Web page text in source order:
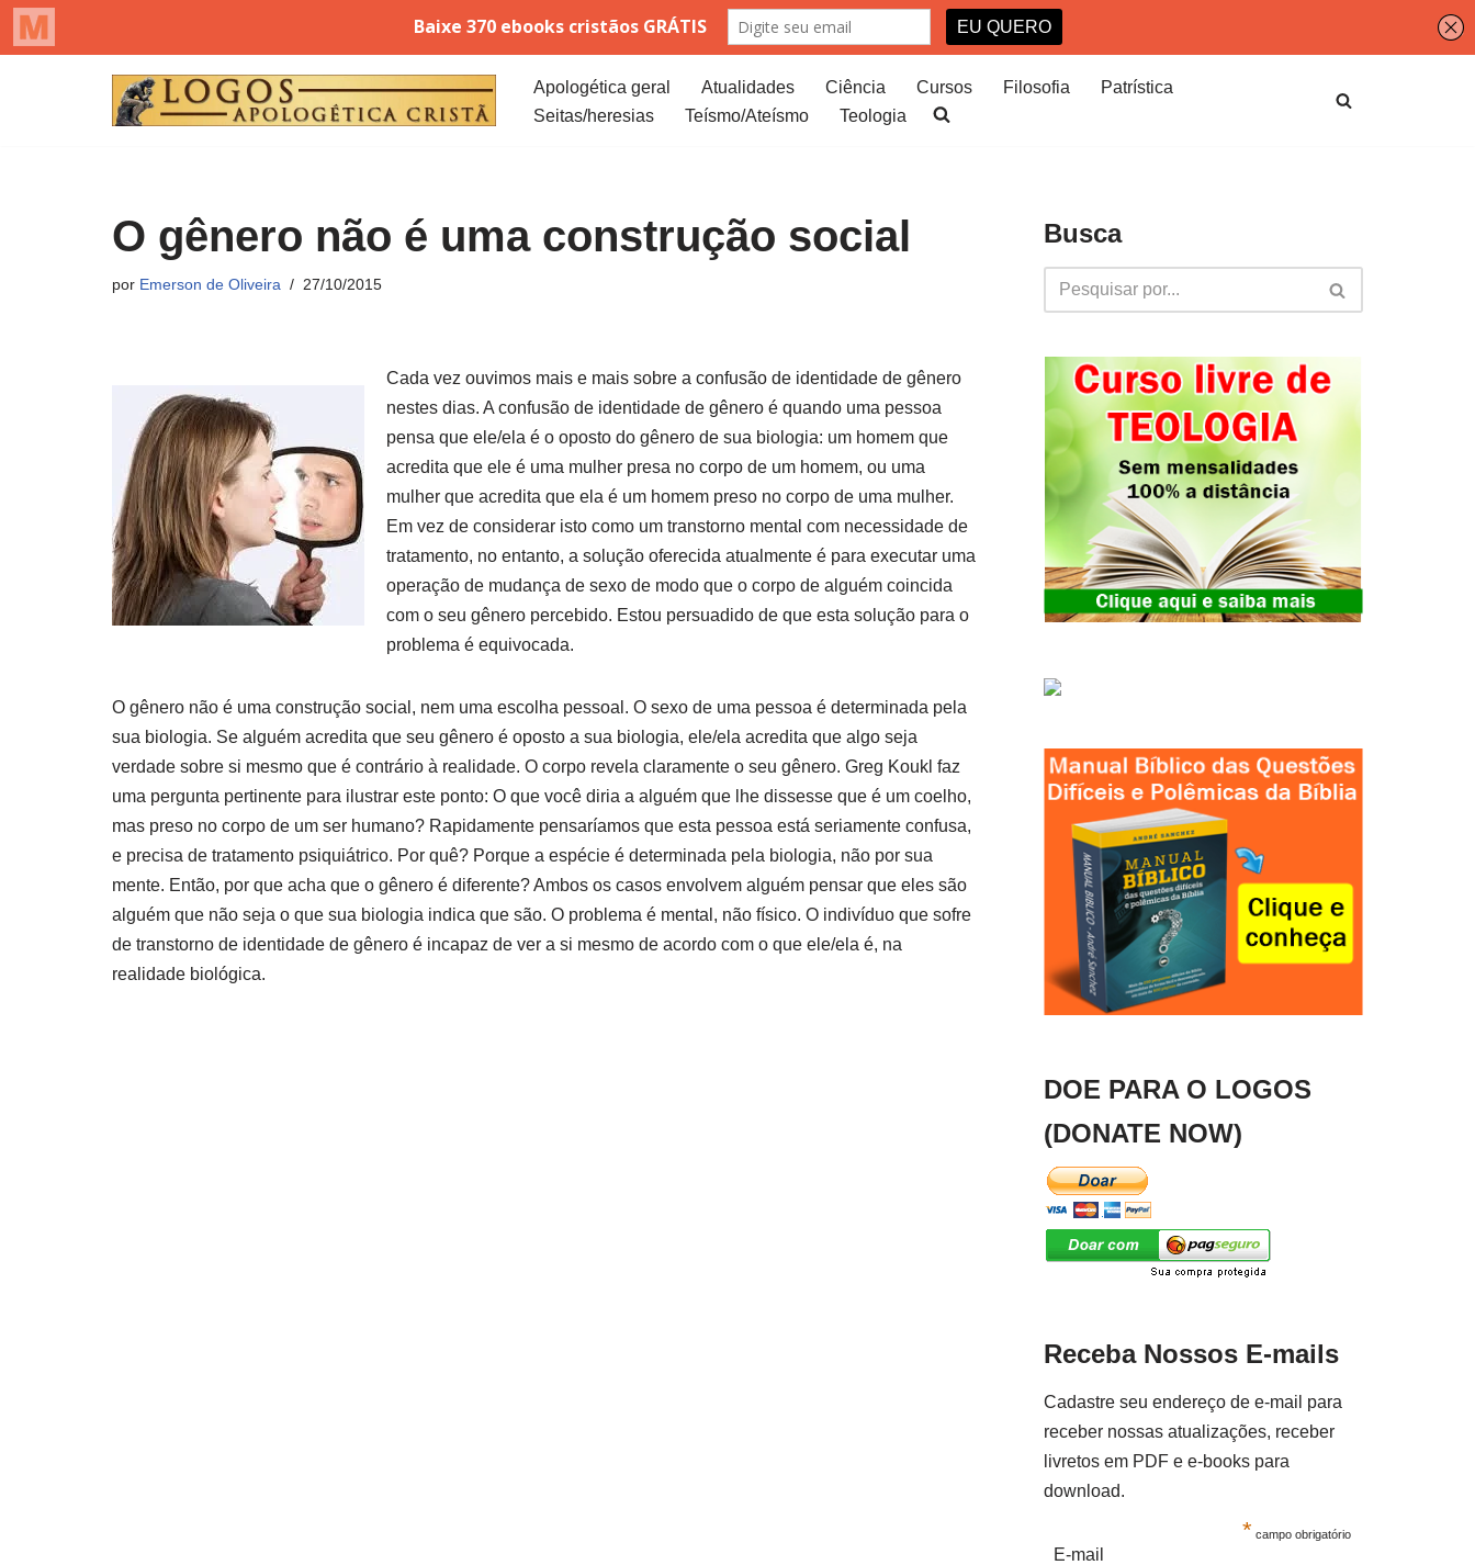
Apologética geral Atualidades Ciência Cursos Filosofia
Patrística
Seitas/heresias
Teísmo/Ateísmo Teologia
O gênero não é uma construção social
por Emerson de Oliveira 27/10/2015
Cada vez ouvimos mais e mais sobre a confusão de identidade de gênero
nestes dias. A confusão de identidade de gênero é quando uma pessoa
pensa que ele/ela é o oposto do gênero de sua biologia: um homem que
acredita que ele é uma mulher presa no corpo de um homem, ou uma
mulher que acredita que ela é um homem preso no corpo de uma mulher.
Em vez de considerar isto como um transtorno mental com necessidade de
tratamento, no entanto, a solução oferecida atualmente é para executar uma
operação de mudança de sexo de modo que o corpo de alguém coincida
com o seu gênero percebido. Estou persuadido de que esta solução para o
problema é equivocada.
O gênero não é uma construção social, nem uma escolha pessoal. O sexo de uma pessoa é determinada pela
sua biologia. Se alguém acredita que seu gênero é oposto a sua biologia, ele/ela acredita que algo seja
verdade sobre si mesmo que é contrário à realidade. O corpo revela claramente o seu gênero. Greg Koukl faz
uma pergunta pertinente para ilustrar este ponto: O que você diria a alguém que lhe dissesse que é um coelho,
mas preso no corpo de um ser humano? Rapidamente pensaríamos que esta pessoa está seriamente confusa,
e precisa de tratamento psiquiátrico. Por quê? Porque a espécie é determinada pela biologia, não por sua
mente. Então, por que acha que o gênero é diferente? Ambos os casos envolvem alguém pensar que eles são
alguém que não seja o que sua biologia indica que são. O problema é mental, não físico. O indivíduo que sofre
de transtorno de identidade de gênero é incapaz de ver a si mesmo de acordo com o que ele/ela é, na
realidade biológica.
Busca
DOE PARA O LOGOS
(DONATE NOW)
Receba Nossos E-mails
Cadastre seu endereço de e-mail para
receber nossas atualizações, receber
livretos em PDF e e-books para
download.
* campo obrigatório
E-mail